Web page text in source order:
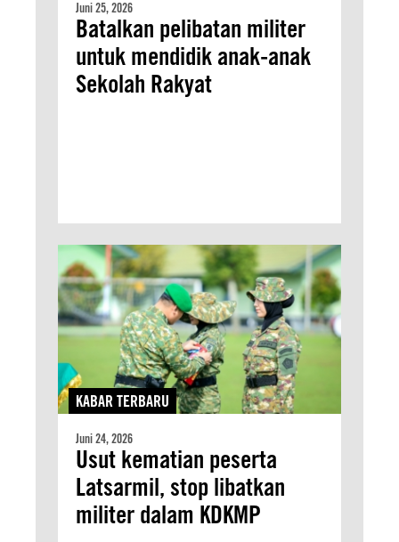
Juni 25, 2026
Batalkan pelibatan militer
untuk mendidik anak-anak
Sekolah Rakyat
KABAR TERBARU
Juni 24, 2026
Usut kematian peserta
Latsarmil, stop libatkan
militer dalam KDKMP